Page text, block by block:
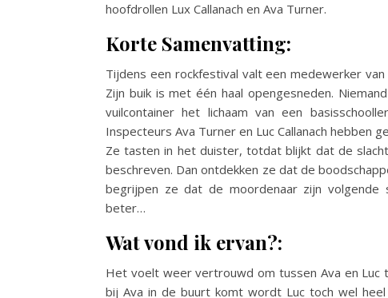
hoofdrollen Lux Callanach en Ava Turner.
Korte Samenvatting:
Tijdens een rockfestival valt een medewerker
Zijn buik is met één haal opengesneden.
vuilcontainer het lichaam van een
Inspecteurs Ava Turner en Luc Callanach hebben
Ze tasten in het duister, totdat blijkt dat de
beschreven. Dan ontdekken ze dat de
begrijpen ze dat de moordenaar zijn volgende
beter…
Wat vond ik ervan?:
Het voelt weer vertrouwd om tussen Ava en
bij Ava in de buurt komt wordt Luc toch wel